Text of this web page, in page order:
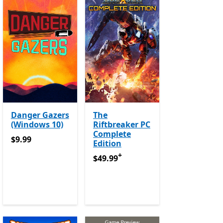
Danger Gazers
(Windows 10)
$9.99
$9.99
The
Riftbreaker PC
Complete
Edition
$49.99የመተግበሪያ ግብይቶች ውስጥ
$49.99+